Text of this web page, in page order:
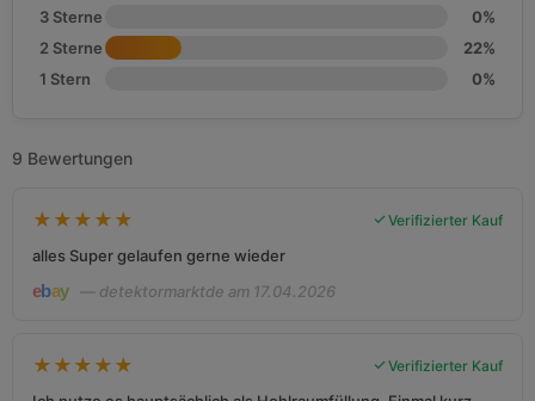
3 Sterne
0%
2 Sterne
22%
1 Stern
0%
9 Bewertungen
★ ★ ★ ★ ★ Verifizierter Kauf
alles Super gelaufen gerne wieder
— detektormarktde am 17.04.2026
★ ★ ★ ★ ★ Verifizierter Kauf